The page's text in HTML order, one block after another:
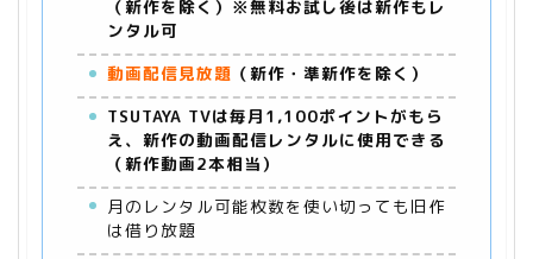
（新作を除く）※無料お試し後は新作もレ
ンタル可
動画配信見放題 （新作・準新作を除く）
TSUTAYA TVは毎月1,100ポイントがもら
え、新作の動画配信レンタルに使用できる
（新作動画2本相当）
月のレンタル可能枚数を使い切っても旧作
は借り放題